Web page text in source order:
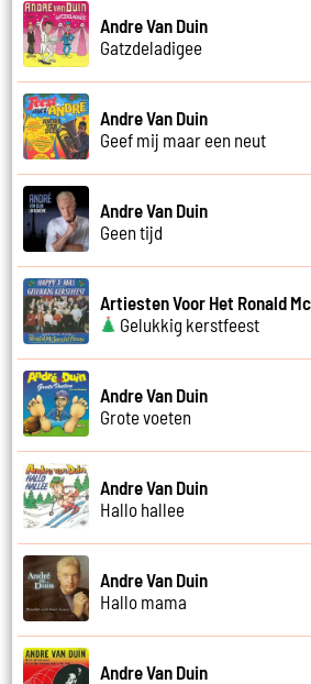
Andre Van Duin
Gatzdeladigee
Andre Van Duin
Geef mij maar een neut
Andre Van Duin
Geen tijd
Artiesten Voor Het Ronald
Gelukkig kerstfeest
Andre Van Duin
Grote voeten
Andre Van Duin
Hallo hallee
Andre Van Duin
Hallo mama
Andre Van Duin